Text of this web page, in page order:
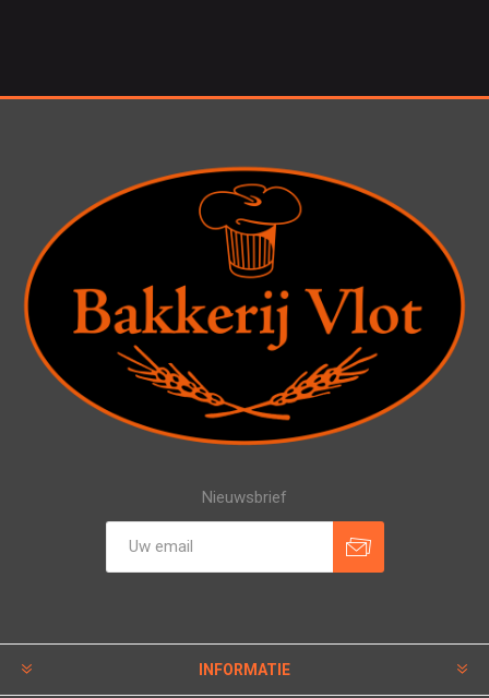
Nieuwsbrief
INFORMATIE